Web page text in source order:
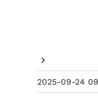
2025-09-24